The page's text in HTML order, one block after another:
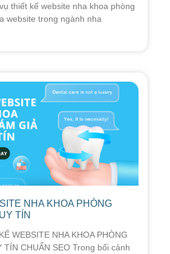
thiết kế website nha khoa phòng
website trong ngành nha
NHA KHOA PHÒNG
TÍN
WEBSITE NHA KHOA PHÒNG
TÍN CHUẨN SEO Trong bối cảnh